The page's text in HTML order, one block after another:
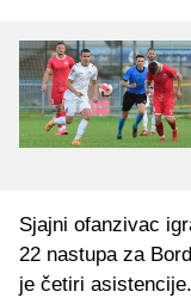
Sjajni ofanzivac
22 nastupa za
je četiri asistencije.